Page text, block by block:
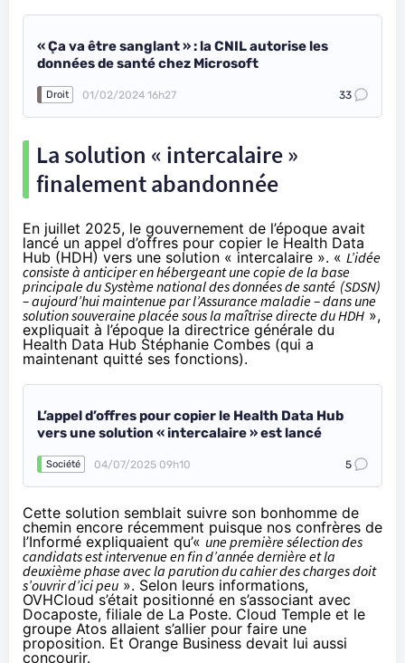
« Ça va être sanglant » : la CNIL autorise les
données de santé chez Microsoft
Droit 01/02/2024 16h27 33
La solution « intercalaire »
finalement abandonnée
En juillet 2025, le gouvernement de l’époque avait
lancé un appel d’offres pour copier le Health Data
Hub (HDH) vers une solution « intercalaire ». « L’idée
consiste à anticiper en hébergeant une copie de la base
principale du Système national des données de santé (SDSN)
– aujourd’hui maintenue par l’Assurance maladie – dans une
solution souveraine placée sous la maîtrise directe du HDH »,
expliquait à l’époque la directrice générale du
Health Data Hub Stéphanie Combes (qui a
maintenant quitté ses fonctions).
L’appel d’offres pour copier le Health Data Hub
vers une solution « intercalaire » est lancé
Société 04/07/2025 09h10 5
Cette solution semblait suivre son bonhomme de
chemin encore récemment puisque nos confrères de
l’Informé expliquaient qu’« une première sélection des
candidats est intervenue en fin d’année dernière et la
deuxième phase avec la parution du cahier des charges doit
s’ouvrir d’ici peu ». Selon leurs informations,
OVHCloud s’était positionné en s’associant avec
Docaposte, filiale de La Poste. Cloud Temple et le
groupe Atos allaient s’allier pour faire une
proposition. Et Orange Business devait lui aussi
concourir.